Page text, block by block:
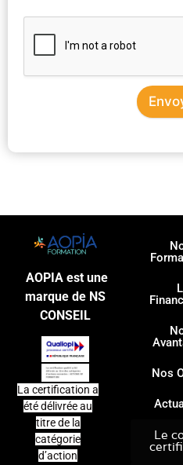
AOPIA est une
marque de NS
CONSEIL
La certification a
été délivrée au
titre de la
catégorie
d’action
Nos
Le